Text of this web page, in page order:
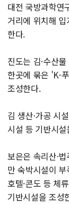
대전 국방과학연
거리에 위치해
한다.
진도는 김·수산
한곳에 묶은 'K-
조성한다.
김 생산·가공 시
시설 등 기반시
보은은 속리산·
만 숙박시설이
호텔·콘도 등 체
기반시설을 조성